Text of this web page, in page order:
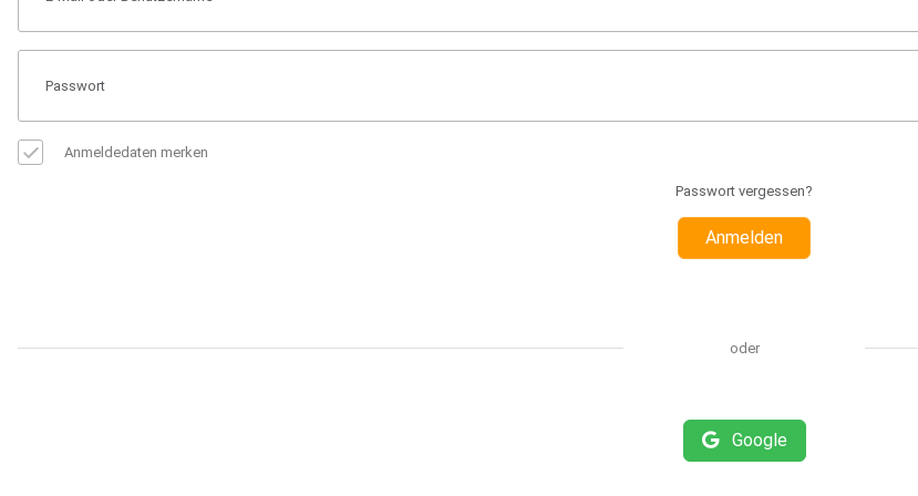
Anmeldedaten merken
Passwort vergessen?
Anmelden
oder
Google